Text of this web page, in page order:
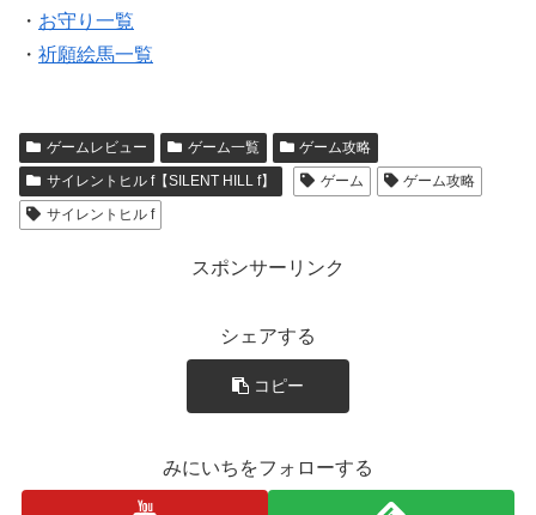
・ お守り一覧
・ 祈願絵馬一覧
ゲームレビュー ゲーム一覧
ゲーム攻略
サイレントヒル f【SILENT HILL f】
ゲーム
ゲーム攻略
サイレントヒル f
スポンサーリンク
シェアする
コピー
みにいちをフォローする